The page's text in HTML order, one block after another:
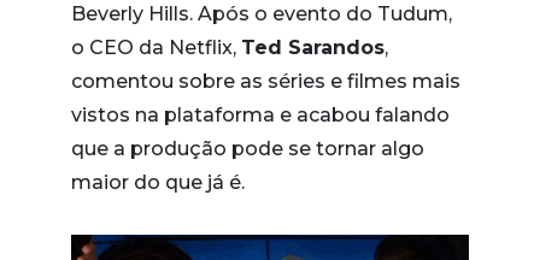
Beverly Hills. Após o evento do Tudum,
o CEO da Netflix, Ted Sarandos,
comentou sobre as séries e filmes mais
vistos na plataforma e acabou falando
que a produção pode se tornar algo
maior do que já é.